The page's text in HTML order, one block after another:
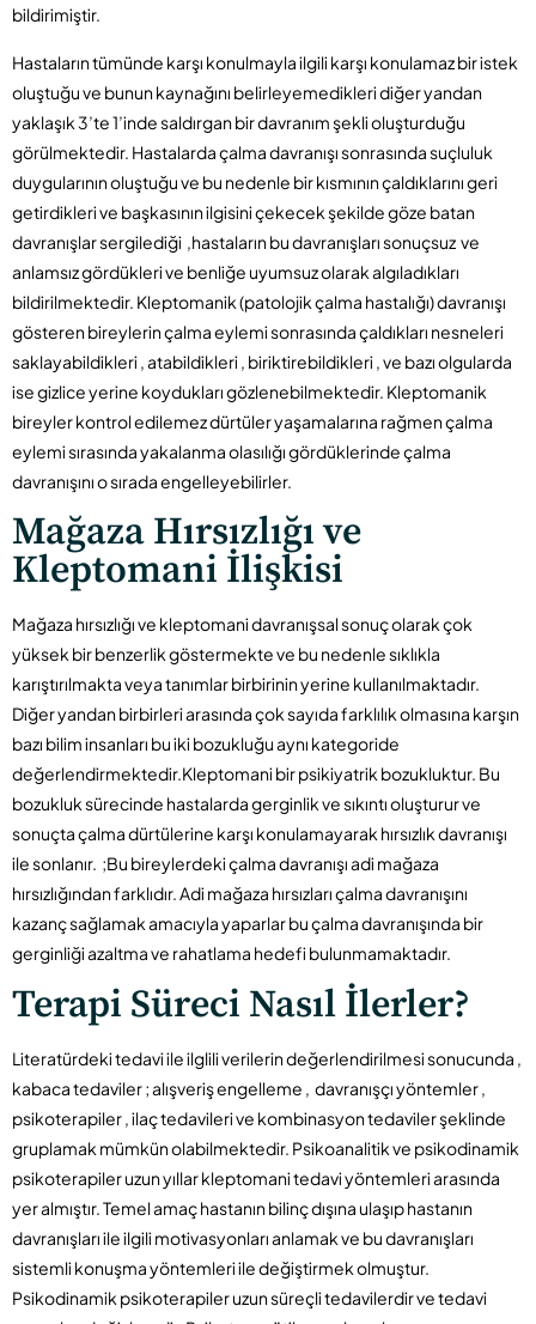
bildirimiştir.
Hastaların tümünde karşı konulmayla ilgili karşı konulamaz bir istek
oluştuğu ve bunun kaynağını belirleyemedikleri diğer yandan
yaklaşık 3’te 1’inde saldırgan bir davranım şekli oluşturduğu
görülmektedir. Hastalarda çalma davranışı sonrasında suçluluk
duygularının oluştuğu ve bu nedenle bir kısmının çaldıklarını geri
getirdikleri ve başkasının ilgisini çekecek şekilde göze batan
davranışlar sergilediği ,hastaların bu davranışları sonuçsuz ve
anlamsız gördükleri ve benliğe uyumsuz olarak algıladıkları
bildirilmektedir. Kleptomanik (patolojik çalma hastalığı) davranışı
gösteren bireylerin çalma eylemi sonrasında çaldıkları nesneleri
saklayabildikleri , atabildikleri , biriktirebildikleri , ve bazı olgularda
ise gizlice yerine koydukları gözlenebilmektedir. Kleptomanik
bireyler kontrol edilemez dürtüler yaşamalarına rağmen çalma
eylemi sırasında yakalanma olasılığı gördüklerinde çalma
davranışını o sırada engelleyebilirler.
Mağaza Hırsızlığı ve
Kleptomani İlişkisi
Mağaza hırsızlığı ve kleptomani davranışsal sonuç olarak çok
yüksek bir benzerlik göstermekte ve bu nedenle sıklıkla
karıştırılmakta veya tanımlar birbirinin yerine kullanılmaktadır.
Diğer yandan birbirleri arasında çok sayıda farklılık olmasına karşın
bazı bilim insanları bu iki bozukluğu aynı kategoride
değerlendirmektedir.Kleptomani bir psikiyatrik bozukluktur. Bu
bozukluk sürecinde hastalarda gerginlik ve sıkıntı oluşturur ve
sonuçta çalma dürtülerine karşı konulamayarak hırsızlık davranışı
ile sonlanır. ;Bu bireylerdeki çalma davranışı adi mağaza
hırsızlığından farklıdır. Adi mağaza hırsızları çalma davranışını
kazanç sağlamak amacıyla yaparlar bu çalma davranışında bir
gerginliği azaltma ve rahatlama hedefi bulunmamaktadır.
Terapi Süreci Nasıl İlerler?
Literatürdeki tedavi ile ilglili verilerin değerlendirilmesi sonucunda ,
kabaca tedaviler ; alışveriş engelleme , davranışçı yöntemler ,
psikoterapiler , ilaç tedavileri ve kombinasyon tedaviler şeklinde
gruplamak mümkün olabilmektedir. Psikoanalitik ve psikodinamik
psikoterapiler uzun yıllar kleptomani tedavi yöntemleri arasında
yer almıştır. Temel amaç hastanın bilinç dışına ulaşıp hastanın
davranışları ile ilgili motivasyonları anlamak ve bu davranışları
sistemli konuşma yöntemleri ile değiştirmek olmuştur.
Psikodinamik psikoterapiler uzun süreçli tedavilerdir ve tedavi